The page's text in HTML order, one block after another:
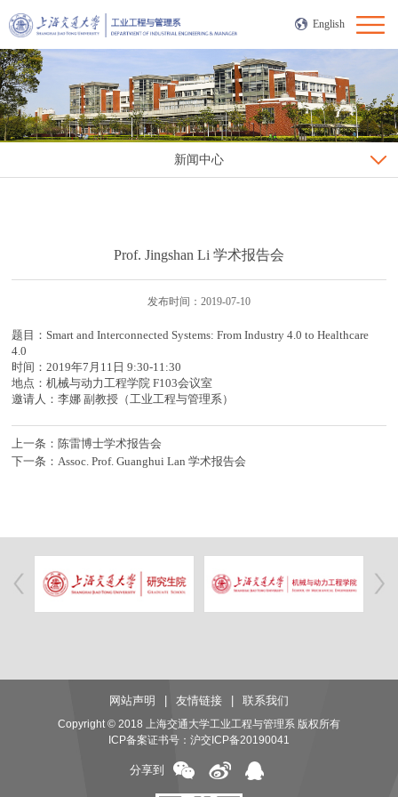
English
新闻中心
Prof. Jingshan Li 学术报告会
发布时间：2019-07-10
题目：Smart and Interconnected Systems: From Industry 4.0 to Healthcare
4.0
时间：2019年7月11日 9:30-11:30
地点：机械与动力工程学院 F103会议室
邀请人：李娜 副教授（工业工程与管理系）
上一条：陈雷博士学术报告会
下一条：Assoc. Prof. Guanghui Lan 学术报告会
网站声明 | 友情链接 | 联系我们
Copyright © 2018 上海交通大学工业工程与管理系 版权所有
ICP备案证书号： 沪交ICP备20190041
分享到